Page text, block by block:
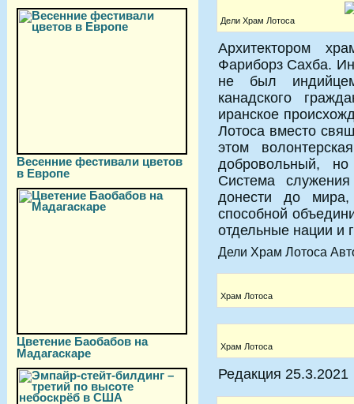
Весенние фестивали цветов
в Европе
Цветение Баобабов на
Мадагаскаре
Дели Храм Лотоса
Архитектором
Фариборз Сахба.
не был
канадского
иранское
Лотоса вместо
этом
добровольный,
Система
донести до
способной
отдельные нации и
Дели Храм Лотоса
Храм Лотоса
Храм Лотоса
Редакция 25.3.2021